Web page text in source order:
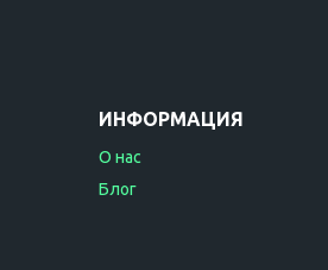
ИНФОРМАЦИЯ
О нас
Блог